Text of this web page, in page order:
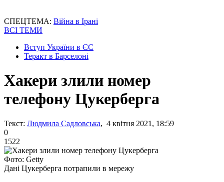
СПЕЦТЕМА: Війна в Ірані
ВСІ ТЕМИ
Вступ України в ЄС
Теракт в Барселоні
Хакери злили номер
телефону Цукерберга
Текст: Людмила Садловська, 4 квітня 2021, 18:59
0
1522
Фото: Getty
Дані Цукерберга потрапили в мережу